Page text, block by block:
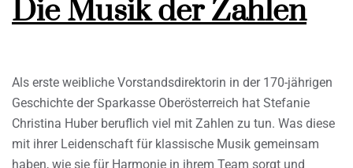
Die Musik der Zahlen
Als erste weibliche Vorstandsdirektorin in der 170-jährigen
Geschichte der Sparkasse Oberösterreich hat Stefanie
Christina Huber beruflich viel mit Zahlen zu tun. Was diese
mit ihrer Leidenschaft für klassische Musik gemeinsam
haben, wie sie für Harmonie in ihrem Team sorgt und